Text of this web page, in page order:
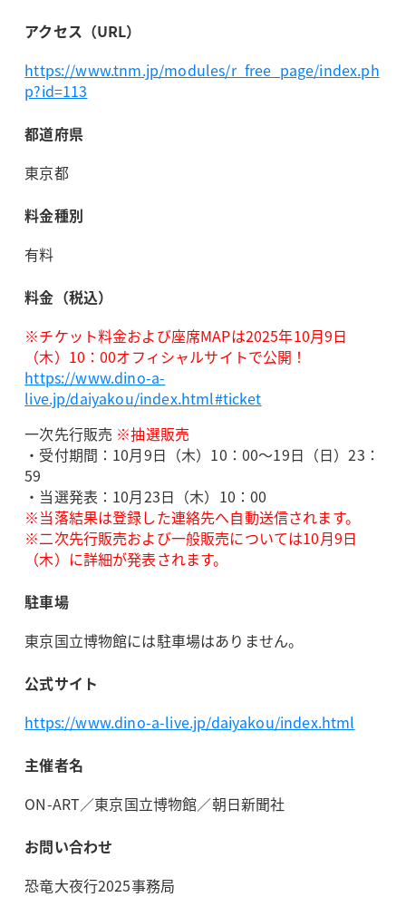
アクセス（URL）
https://www.tnm.jp/modules/r_free_page/index.ph
p?id=113
都道府県
東京都
料金種別
有料
料金（税込）
※チケット料金および座席MAPは2025年10月9日
（木）10：00オフィシャルサイトで公開！
https://www.dino-a-
live.jp/daiyakou/index.html#ticket
一次先行販売 ※抽選販売
・受付期間：10月9日（木）10：00～19日（日）23：
59
・当選発表：10月23日（木）10：00
※当落結果は登録した連絡先へ自動送信されます。
※二次先行販売および一般販売については10月9日
（木）に詳細が発表されます。
駐車場
東京国立博物館には駐車場はありません。
公式サイト
https://www.dino-a-live.jp/daiyakou/index.html
主催者名
ON-ART／東京国立博物館／朝日新聞社
お問い合わせ
恐竜大夜行2025事務局